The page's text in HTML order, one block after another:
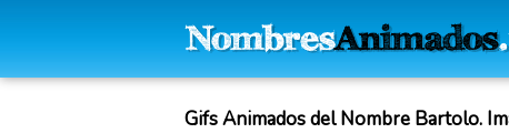
Gifs Animados del Nombre Bartolo.